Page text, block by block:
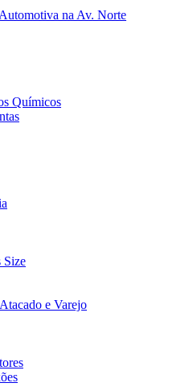
na Av. Norte
Químicos
Size
e Varejo